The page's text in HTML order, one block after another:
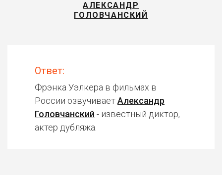
АЛЕКСАНДР
ГОЛОВЧАНСКИЙ
Ответ:
Фрэнка Уэлкера в фильмах в
России озвучиваетАлександр
Головчанский - известный диктор,
актер дубляжа.